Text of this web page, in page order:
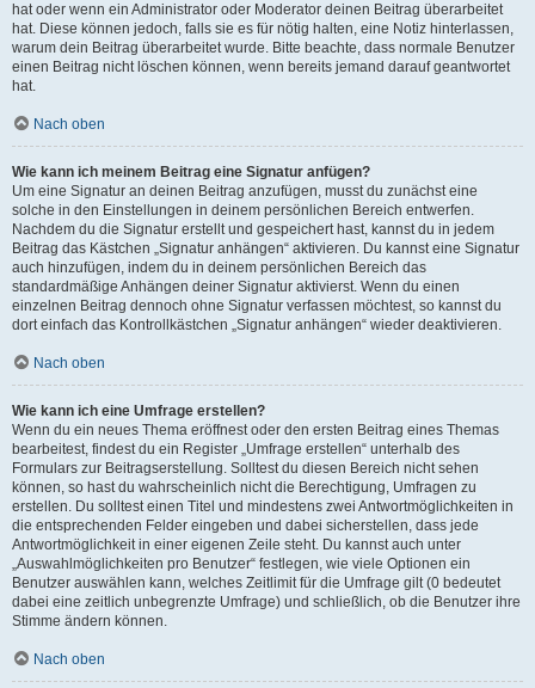
hat oder wenn ein Administrator oder Moderator deinen Beitrag überarbeitet
hat. Diese können jedoch, falls sie es für nötig halten, eine Notiz hinterlassen,
warum dein Beitrag überarbeitet wurde. Bitte beachte, dass normale Benutzer
einen Beitrag nicht löschen können, wenn bereits jemand darauf geantwortet
hat.
Nach oben
Wie kann ich meinem Beitrag eine Signatur anfügen?
Um eine Signatur an deinen Beitrag anzufügen, musst du zunächst eine
solche in den Einstellungen in deinem persönlichen Bereich entwerfen.
Nachdem du die Signatur erstellt und gespeichert hast, kannst du in jedem
Beitrag das Kästchen „Signatur anhängen“ aktivieren. Du kannst eine Signatur
auch hinzufügen, indem du in deinem persönlichen Bereich das
standardmäßige Anhängen deiner Signatur aktivierst. Wenn du einen
einzelnen Beitrag dennoch ohne Signatur verfassen möchtest, so kannst du
dort einfach das Kontrollkästchen „Signatur anhängen“ wieder deaktivieren.
Nach oben
Wie kann ich eine Umfrage erstellen?
Wenn du ein neues Thema eröffnest oder den ersten Beitrag eines Themas
bearbeitest, findest du ein Register „Umfrage erstellen“ unterhalb des
Formulars zur Beitragserstellung. Solltest du diesen Bereich nicht sehen
können, so hast du wahrscheinlich nicht die Berechtigung, Umfragen zu
erstellen. Du solltest einen Titel und mindestens zwei Antwortmöglichkeiten in
die entsprechenden Felder eingeben und dabei sicherstellen, dass jede
Antwortmöglichkeit in einer eigenen Zeile steht. Du kannst auch unter
„Auswahlmöglichkeiten pro Benutzer“ festlegen, wie viele Optionen ein
Benutzer auswählen kann, welches Zeitlimit für die Umfrage gilt (0 bedeutet
dabei eine zeitlich unbegrenzte Umfrage) und schließlich, ob die Benutzer ihre
Stimme ändern können.
Nach oben